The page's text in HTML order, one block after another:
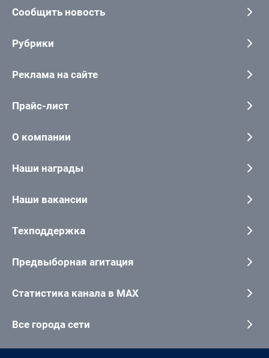
Сообщить новость
Рубрики
Реклама на сайте
Прайс-лист
О компании
Наши награды
Наши вакансии
Техподдержка
Предвыборная агитация
Статистика канала в MAX
Все города сети